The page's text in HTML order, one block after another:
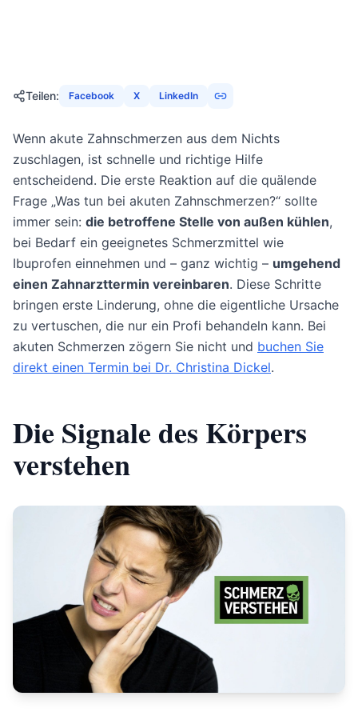
Teilen: Facebook X LinkedIn
Wenn akute Zahnschmerzen aus dem Nichts
zuschlagen, ist schnelle und richtige Hilfe
entscheidend. Die erste Reaktion auf die quälende
Frage „Was tun bei akuten Zahnschmerzen?“ sollte
immer sein: die betroffene Stelle von außen kühlen,
bei Bedarf ein geeignetes Schmerzmittel wie
Ibuprofen einnehmen und – ganz wichtig – umgehend
einen Zahnarzttermin vereinbaren. Diese Schritte
bringen erste Linderung, ohne die eigentliche Ursache
zu vertuschen, die nur ein Profi behandeln kann. Bei
akuten Schmerzen zögern Sie nicht und buchen Sie
direkt einen Termin bei Dr. Christina Dickel.
Die Signale des Körpers
verstehen